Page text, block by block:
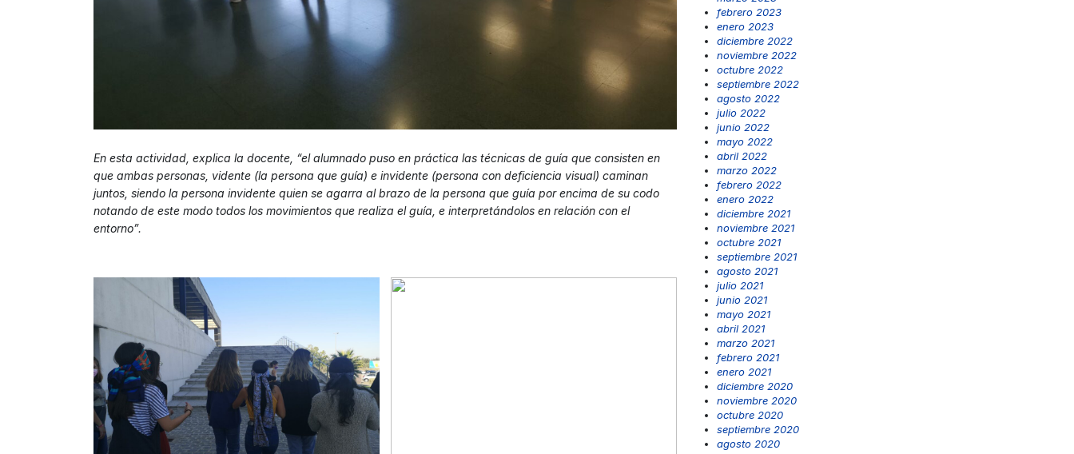
En esta actividad, explica la docente, “el alumnado puso en práctica las técnicas de guía que consisten en
que ambas personas, vidente (la persona que guía) e invidente (persona con deficiencia visual) caminan
juntos, siendo la persona invidente quien se agarra al brazo de la persona que guía por encima de su codo
notando de este modo todos los movimientos que realiza el guía, e interpretándolos en relación con el
entorno”.
febrero 2023
enero 2023
diciembre 2022
noviembre 2022
octubre 2022
septiembre 2022
agosto 2022
julio 2022
junio 2022
mayo 2022
abril 2022
marzo 2022
febrero 2022
enero 2022
diciembre 2021
noviembre 2021
octubre 2021
septiembre 2021
agosto 2021
julio 2021
junio 2021
mayo 2021
abril 2021
marzo 2021
febrero 2021
enero 2021
diciembre 2020
noviembre 2020
octubre 2020
septiembre 2020
agosto 2020